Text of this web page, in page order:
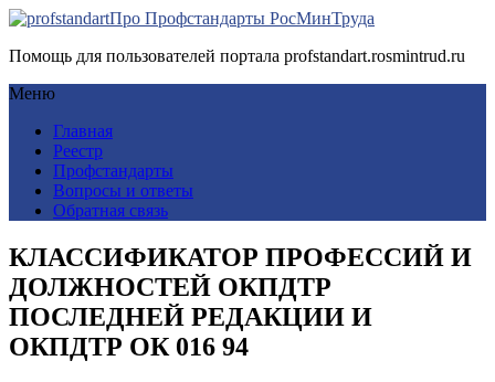
Про Профстандарты РосМинТруда
Помощь для пользователей портала profstandart.rosmintrud.ru
Меню
Главная
Реестр
Профстандарты
Вопросы и ответы
Обратная связь
КЛАССИФИКАТОР ПРОФЕССИЙ И
ДОЛЖНОСТЕЙ ОКПДТР
ПОСЛЕДНЕЙ РЕДАКЦИИ И
ОКПДТР ОК 016 94